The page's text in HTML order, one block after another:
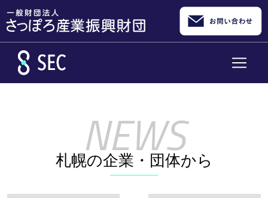
札幌の企業・団体から